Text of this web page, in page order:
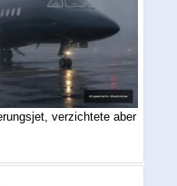
verzichtete aber